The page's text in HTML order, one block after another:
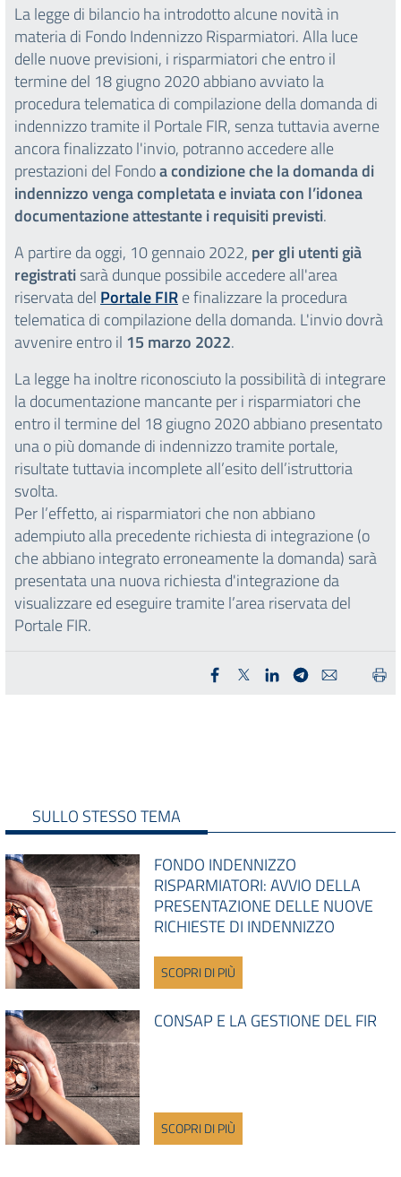
La legge di bilancio ha introdotto alcune novità in
materia di Fondo Indennizzo Risparmiatori. Alla luce
delle nuove previsioni, i risparmiatori che entro il
termine del 18 giugno 2020 abbiano avviato la
procedura telematica di compilazione della domanda di
indennizzo tramite il Portale FIR, senza tuttavia averne
ancora finalizzato l'invio, potranno accedere alle
prestazioni del Fondoa condizione che la domanda di
indennizzo venga completata e inviata con l’idonea
documentazione attestante i requisiti previsti.
A partire da oggi, 10 gennaio 2022, per gli utenti già
registratisarà dunque possibile accedere all'area
riservata del Portale FIRe finalizzare la procedura
telematica di compilazione della domanda. L'invio dovrà
avvenire entro il 15 marzo 2022.
La legge ha inoltre riconosciuto la possibilità di integrare
la documentazione mancante per i risparmiatori che
entro il termine del 18 giugno 2020 abbiano presentato
una o più domande di indennizzo tramite portale,
risultate tuttavia incomplete all’esito dell’istruttoria
svolta.
Per l’effetto, ai risparmiatori che non abbiano
adempiuto alla precedente richiesta di integrazione (o
che abbiano integrato erroneamente la domanda) sarà
presentata una nuova richiesta d'integrazione da
visualizzare ed eseguire tramite l’area riservata del
Portale FIR.
SULLO STESSO TEMA
FONDO INDENNIZZO
RISPARMIATORI: AVVIO DELLA
PRESENTAZIONE DELLE NUOVE
RICHIESTE DI INDENNIZZO
SCOPRI DI PIÙ
CONSAP E LA GESTIONE DEL FIR
SCOPRI DI PIÙ